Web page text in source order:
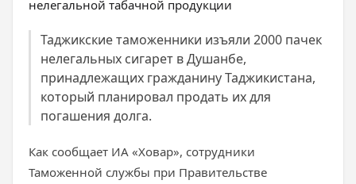
Таджикские таможенники изъяли 2000 пачек
нелегальных сигарет в Душанбе,
принадлежащих гражданину Таджикистана,
который планировал продать их для
погашения долга.
Как сообщает ИА «Ховар», сотрудники
Таможенной службы при Правительстве